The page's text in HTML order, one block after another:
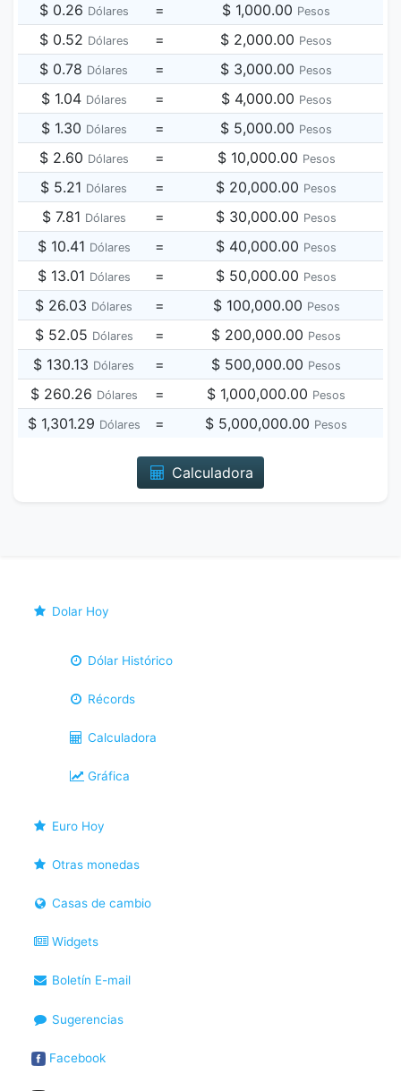
$ 0.26 Dólares = $ 1,000.00 Pesos
$ 0.52 Dólares = $ 2,000.00 Pesos
$ 0.78 Dólares = $ 3,000.00 Pesos
$ 1.04 Dólares = $ 4,000.00 Pesos
$ 1.30 Dólares = $ 5,000.00 Pesos
$ 2.60 Dólares = $ 10,000.00 Pesos
$ 5.21 Dólares = $ 20,000.00 Pesos
$ 7.81 Dólares = $ 30,000.00 Pesos
$ 10.41 Dólares = $ 40,000.00 Pesos
$ 13.01 Dólares = $ 50,000.00 Pesos
$ 26.03 Dólares = $ 100,000.00 Pesos
$ 52.05 Dólares = $ 200,000.00 Pesos
$ 130.13 Dólares = $ 500,000.00 Pesos
$ 260.26 Dólares = $ 1,000,000.00 Pesos
$ 1,301.29 Dólares = $ 5,000,000.00 Pesos
Calculadora
Dolar Hoy
Dólar Histórico
Récords
Calculadora
Gráfica
Euro Hoy
Otras monedas
Casas de cambio
Widgets
Boletín E-mail
Sugerencias
Facebook